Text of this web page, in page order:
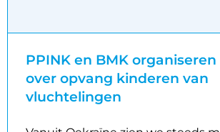
PPINK en BMK
over opvang kinderen van
vluchtelingen